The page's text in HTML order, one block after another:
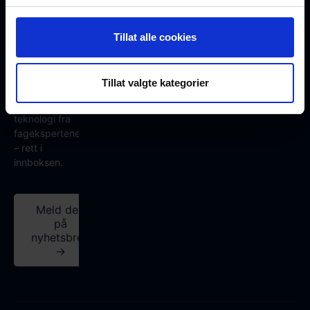
Tillat alle cookies
Tillat valgte kategorier
fremtidens
nettverksløsninger
artikler,
fiberoptisk
teknologi fra
fagekspertene
– rett i
innboksen.
Meld deg
på
nyhetsbrev
→